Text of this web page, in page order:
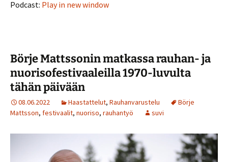
Podcast: Play in new window
Börje Mattssonin matkassa rauhan- ja
nuorisofestivaaleilla 1970-luvulta
tähän päivään
08.06.2022 Haastattelut, Rauhanvarustelu
Börje
Mattsson, festivaalit, nuoriso, rauhantyö suvi